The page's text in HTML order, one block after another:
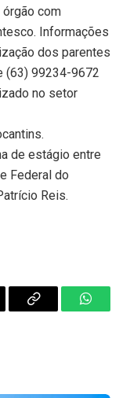
com
Informações
dos parentes
(63) 99234-9672
no setor
de estágio entre
Federal do
Reis.
Copy